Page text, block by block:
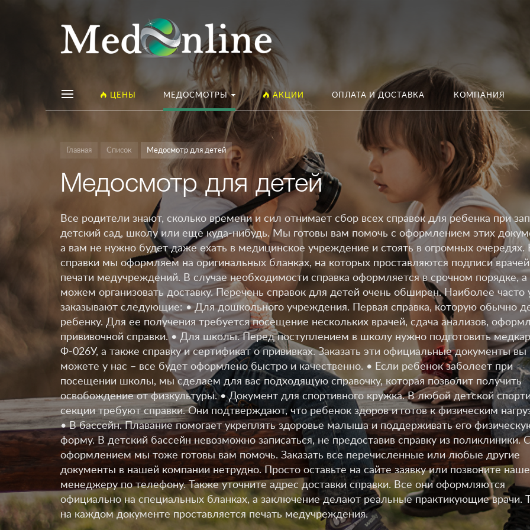
ЦЕНЫ МЕДОСМОТРЫ АКЦИИ ОПЛАТА И ДОСТАВКА КОМПАНИЯ
Главная Список Медосмотр для детей
Медосмотр для детей
Все родители знают, сколько времени и сил отнимает сбор всех справок для ребенка при
детский сад, школу или еще куда-нибудь. Мы готовы вам помочь с оформлением этих
а вам не нужно будет даже ехать в медицинское учреждение и стоять в огромных очередях.
справки мы оформляем на оригинальных бланках, на которых проставляются подписи
печати медучреждений. В случае необходимости справка оформляется в срочном порядке,
можем организовать доставку. Перечень справок для детей очень обширен. Наиболее часто
заказывают следующие: • Для дошкольного учреждения. Первая справка, которую обычно
ребенку. Для ее получения требуется посещение нескольких врачей, сдача анализов,
прививочной справки. • Для школы. Перед поступлением в школу нужно подготовить
Ф-026У, а также справку и сертификат о прививках. Заказать эти официальные документы вы
можете у нас – все будет оформлено быстро и качественно. • Если ребенок заболеет при
посещении школы, мы сделаем для вас подходящую справочку, которая позволит получить
освобождение от физкультуры. • Документ для спортивного кружка. В любой детской
секции требуют справки. Они подтверждают, что ребенок здоров и готов к физическим
• В бассейн. Плавание помогает укреплять здоровье малыша и поддерживать его
форму. В детский бассейн невозможно записаться, не предоставив справку из поликлиники.
оформлением мы тоже готовы вам помочь. Заказать все перечисленные или любые другие
документы в нашей компании нетрудно. Просто оставьте на сайте заявку или позвоните
менеджеру по телефону. Также уточните адрес доставки справки. Все они оформляются
официально на специальных бланках, а заключение делают реальные практикующие врачи.
на каждом документе проставляется печать медучреждения.